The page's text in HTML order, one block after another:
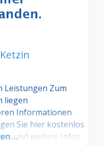
Leistungen Zum
liegen
Informationen
Sie hier kostenlos
und weitere Infos
…